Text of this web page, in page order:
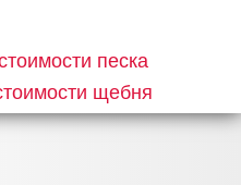
песка
щебня